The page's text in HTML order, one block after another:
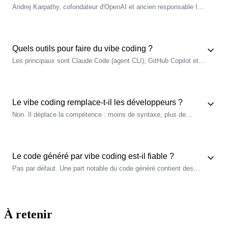
Andrej Karpathy, cofondateur d'OpenAI et ancien responsable IA
Quels outils pour faire du vibe coding ?
Les principaux sont Claude Code (agent CLI), GitHub Copilot et
Le vibe coding remplace-t-il les développeurs ?
Non. Il déplace la compétence : moins de syntaxe, plus de
Le code généré par vibe coding est-il fiable ?
Pas par défaut. Une part notable du code généré contient des
À retenir